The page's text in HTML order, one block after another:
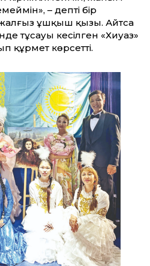
– депті бір
ұшқыш қызы. Айтса
тұсауы кесілген «Хиуаз»
құрмет көрсет­ті.